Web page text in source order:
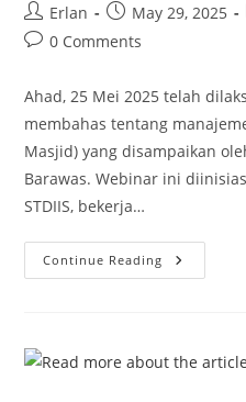
Post
author:
Erlan
Post
published:
May 29, 2025
Post0 Comments
Ahad, 25 Mei 2025 telah
membahas tentang
Masjid) yang disampaikan
Barawas. Webinar ini
STDIIS, bekerja…
Continue Reading Zoominar
Tapal
Kuda